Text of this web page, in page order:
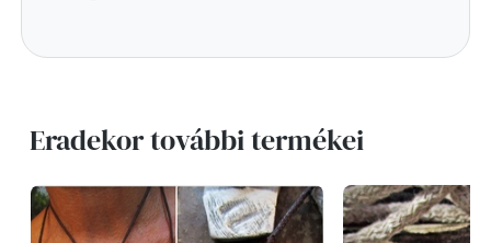
Eradekor további termékei